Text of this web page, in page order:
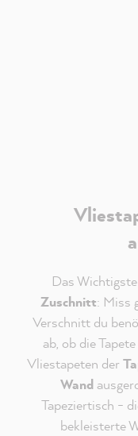
Das
Zuschnitt: Miss
Verschnitt du
ab, ob die
Vliestapeten der
Wand
Tapeziertisch -
bekleisterte